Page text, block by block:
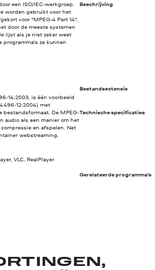
een ISO/IEC-werkgroep.
worden gebruikt voor het
voor "MPEG-4 Part 14",
door de meeste systemen
lijst als je niet zeker weet
programma's ze kunnen
14:2003, is één voorbeeld
12:2004) met
bestandsformaat. De MPEG-
audio als een manier om het
en afspelen. Net
webstreaming.
VLC, RealPlayer
Beschrijving
Bestandsextensie
Technische specificaties
Gerelateerde programma's